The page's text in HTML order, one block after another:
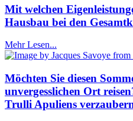
Mit welchen
Hausbau bei den
Mehr Lesen...
Möchten Sie diesen
unvergesslichen Ort
Trulli Apuliens